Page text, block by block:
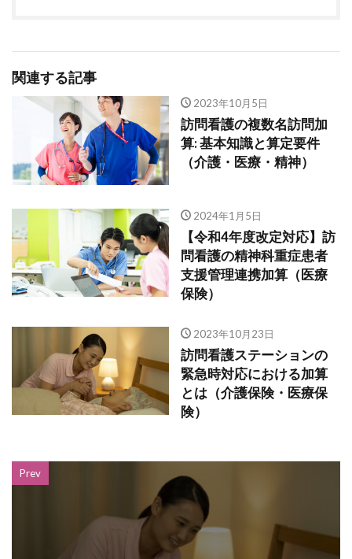
関連する記事
2023年10月5日
訪問看護の複数名訪問加
算: 基本知識と算定要件
（介護・医療・精神）
2024年1月5日
【令和4年度改定対応】訪
問看護の精神科重症患者
支援管理連携加算（医療
保険）
2023年10月23日
訪問看護ステーションの
緊急時対応における加算
とは（介護保険・医療保
険）
Prev